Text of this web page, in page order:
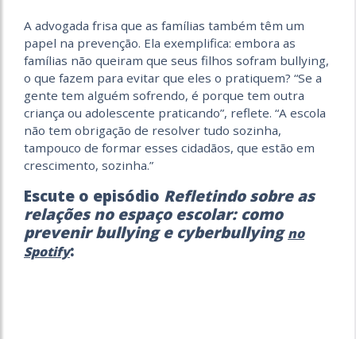
A advogada frisa que as famílias também têm um
papel na prevenção. Ela exemplifica: embora as
famílias não queiram que seus filhos sofram bullying,
o que fazem para evitar que eles o pratiquem? “Se a
gente tem alguém sofrendo, é porque tem outra
criança ou adolescente praticando”, reflete. “A escola
não tem obrigação de resolver tudo sozinha,
tampouco de formar esses cidadãos, que estão em
crescimento, sozinha.”
Escute o episódio Refletindo sobre as
relações no espaço escolar: como
prevenir bullying e cyberbullying no
Spotify: